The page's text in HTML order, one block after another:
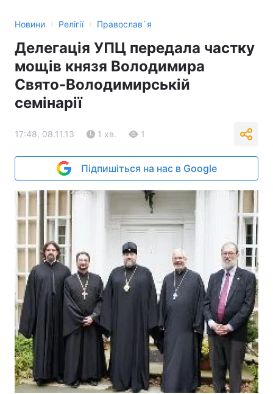
Новини › Релігії › Православ`я
Делегація УПЦ передала частку
мощів князя Володимира
Свято-Володимирській
семінарії
17:48, 08.11.13 1 хв. 1
Підпишіться на нас в Google